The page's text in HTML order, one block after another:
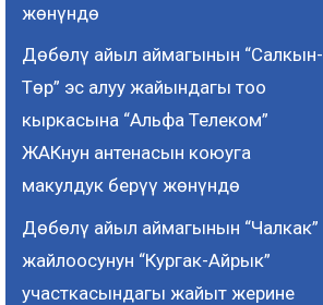
жөнүндө
Дөбөлү айыл аймагынын “Салкын-
Төр” эс алуу жайындагы тоо
кыркасына “Альфа Телеком”
ЖАКнун антенасын коюуга
макулдук берүү жөнүндө
Дөбөлү айыл аймагынын “Чалкак”
жайлоосунун “Кургак-Айрык”
участкасындагы жайыт жерине